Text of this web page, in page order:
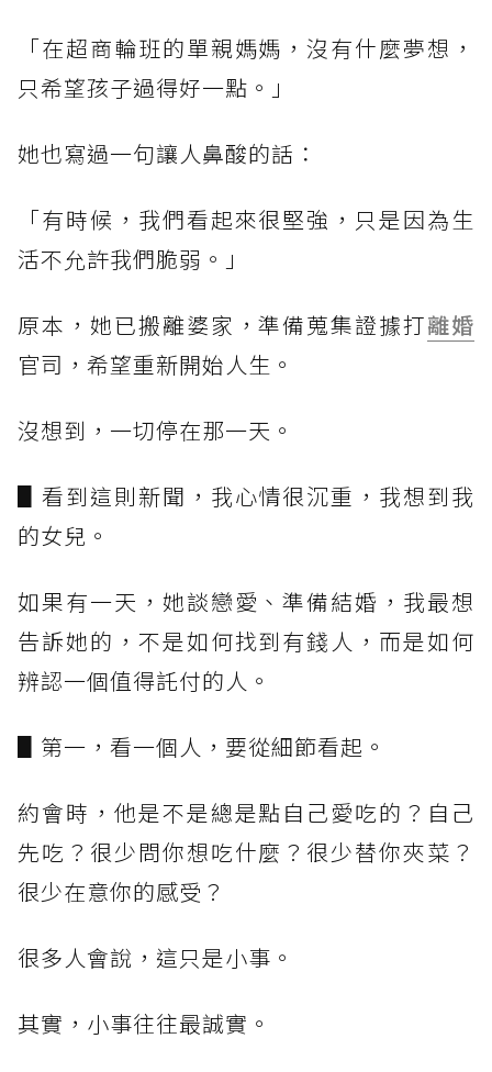
「在超商輪班的單親媽媽，沒有什麼夢想，
只希望孩子過得好一點。」
她也寫過一句讓人鼻酸的話：
「有時候，我們看起來很堅強，只是因為生
活不允許我們脆弱。」
原本，她已搬離婆家，準備蒐集證據打離婚
官司，希望重新開始人生。
沒想到，一切停在那一天。
▋看到這則新聞，我心情很沉重，我想到我
的女兒。
如果有一天，她談戀愛、準備結婚，我最想
告訴她的，不是如何找到有錢人，而是如何
辨認一個值得託付的人。
▋第一，看一個人，要從細節看起。
約會時，他是不是總是點自己愛吃的？自己
先吃？很少問你想吃什麼？很少替你夾菜？
很少在意你的感受？
很多人會說，這只是小事。
其實，小事往往最誠實。